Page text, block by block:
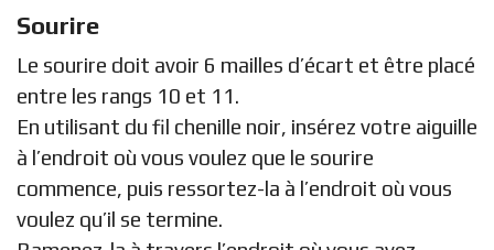
Sourire
Le sourire doit avoir 6 mailles d’écart et être placé
entre les rangs 10 et 11.
En utilisant du fil chenille noir, insérez votre aiguille
à l’endroit où vous voulez que le sourire
commence, puis ressortez-la à l’endroit où vous
voulez qu’il se termine.